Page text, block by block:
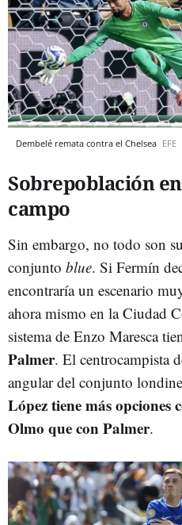
Dembelé remata contra el Chelsea EFE
Sobrepoblación
campo
Sin embargo, no todo son
conjunto blue. Si Fermín
encontraría un escenario
ahora mismo en la Ciudad
sistema de Enzo Maresca
Palmer. El centrocampista
angular del conjunto
López tiene más
Olmo que con Palmer.